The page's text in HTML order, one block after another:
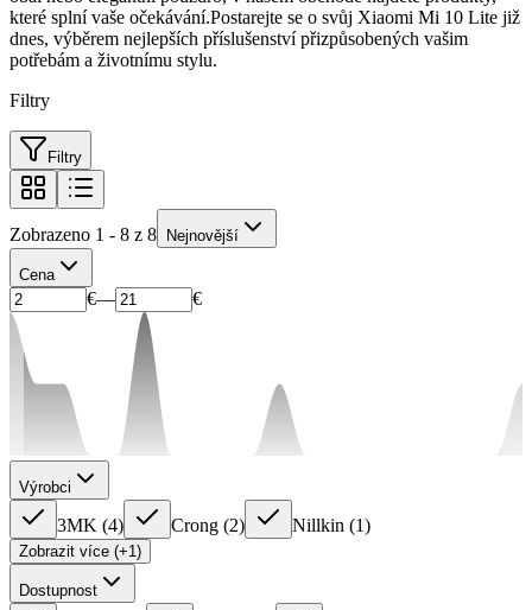
které splní vaše očekávání.Postarejte se o svůj Xiaomi Mi 10 Lite již
dnes, výběrem nejlepších příslušenství přizpůsobených vašim
potřebám a životnímu stylu.
Filtry
Filtry
Zobrazeno 1 - 8 z 8 Nejnovější
Cena
€— €
Výrobci
3MK (4) Crong (2) Nillkin (1)
Zobrazit více (+1)
Dostupnost